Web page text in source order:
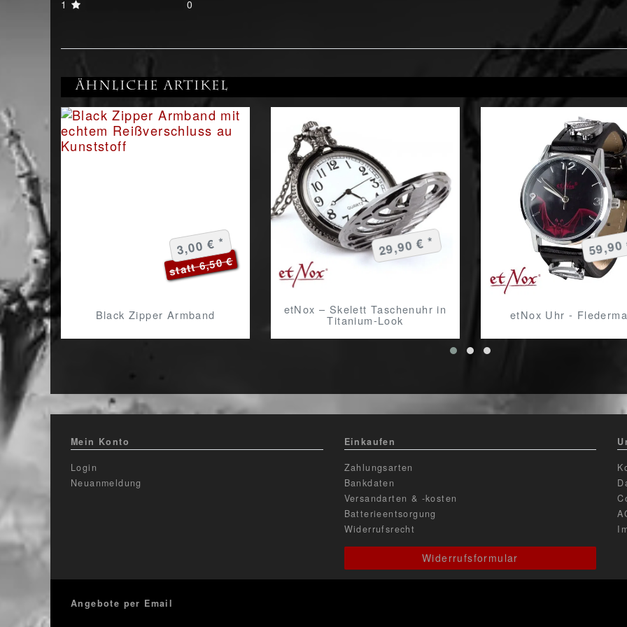
1
0
Ähnliche Artikel
Black Zipper Armband
statt 6,50 €
3,00 € *
etNox – Skelett Taschenuhr in
Titanium-Look
29,90 € *
etNox Uhr -
Mein Konto
Login
Neuanmeldung
Einkaufen
Zahlungsarten
Bankdaten
Versandarten & -kosten
Batterieentsorgung
Widerrufsrecht
Widerrufsformular
Angebote per Email